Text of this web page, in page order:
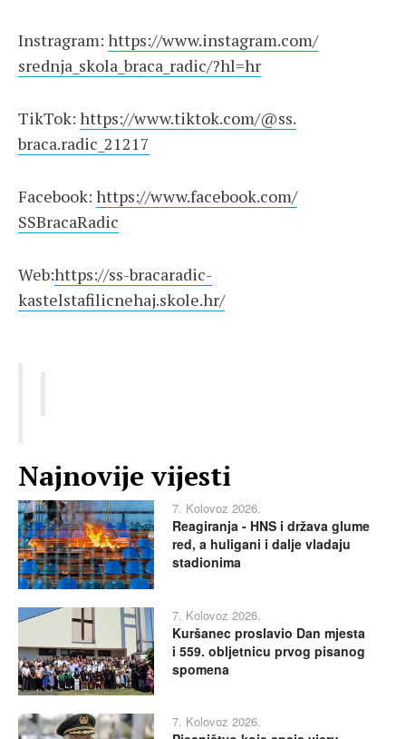
Instragram: https://www.instagram.com/
srednja_skola_braca_radic/?hl=hr
TikTok: https://www.tiktok.com/@ss.
braca.radic_21217
Facebook: https://www.facebook.com/
SSBracaRadic
Web:https://ss-bracaradic-
kastelstafilicnehaj.skole.hr/
Najnovije vijesti
7. Kolovoz 2026.
Reagiranja - HNS i država glume
red, a huligani i dalje vladaju
stadionima
7. Kolovoz 2026.
Kuršanec proslavio Dan mjesta
i 559. obljetnicu prvog pisanog
spomena
7. Kolovoz 2026.